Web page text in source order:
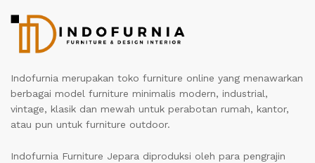
Indofurnia merupakan toko furniture online yang menawarkan
berbagai model furniture minimalis modern, industrial,
vintage, klasik dan mewah untuk perabotan rumah, kantor,
atau pun untuk furniture outdoor.
Indofurnia Furniture Jepara diproduksi oleh para pengrajin